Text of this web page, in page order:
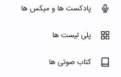
پادکست ها و میکس ها
پلی لیست ها
کتاب صوتی ها